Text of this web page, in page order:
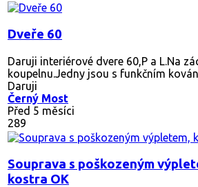
Dveře 60
Daruji interiérové dvere 60,P a L.Na
koupelnu.Jedny jsou s funkčním
Daruji
Černý Most
Před 5 měsíci
289
Souprava s poškozeným
kostra OK